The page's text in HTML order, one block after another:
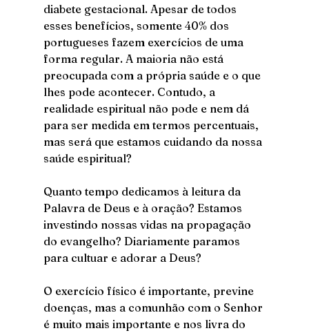
diabete gestacional. Apesar de todos
esses benefícios, somente 40% dos
portugueses fazem exercícios de uma
forma regular. A maioria não está
preocupada com a própria saúde e o que
lhes pode acontecer. Contudo, a
realidade espiritual não pode e nem dá
para ser medida em termos percentuais,
mas será que estamos cuidando da nossa
saúde espiritual?
Quanto tempo dedicamos à leitura da
Palavra de Deus e à oração? Estamos
investindo nossas vidas na propagação
do evangelho? Diariamente paramos
para cultuar e adorar a Deus?
O exercício físico é importante, previne
doenças, mas a comunhão com o Senhor
é muito mais importante e nos livra do